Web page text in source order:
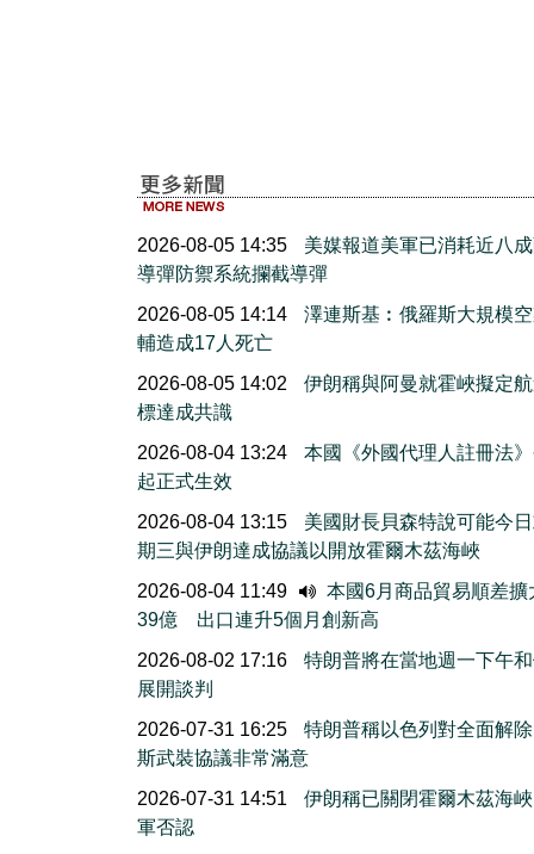
2026-08-05 14:35
美媒報道美軍已消耗近八
導彈防禦系統攔截導彈
2026-08-05 14:14
澤連斯基︰俄羅斯大規模
輔造成17人死亡
2026-08-05 14:02
伊朗稱與阿曼就霍峽擬定
標達成共識
2026-08-04 13:24
本國《外國代理人註冊法
起正式生效
2026-08-04 13:15
美國財長貝森特說可能今
期三與伊朗達成協議以開放霍爾木茲海峽
2026-08-04 11:49
本國6月商品貿易順差擴
39億 出口連升5個月創新高
2026-08-02 17:16
特朗普將在當地週一下午
展開談判
2026-07-31 16:25
特朗普稱以色列對全面解
斯武裝協議非常滿意
2026-07-31 14:51
伊朗稱已關閉霍爾木茲海
軍否認